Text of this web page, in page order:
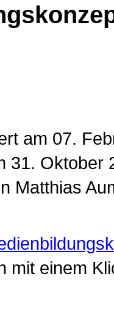
am 07.
31. Oktober
Matthias
mit einem